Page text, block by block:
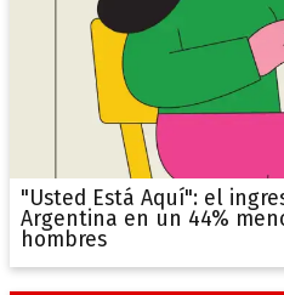
"Usted Está Aquí": el
Argentina en un 44%
hombres